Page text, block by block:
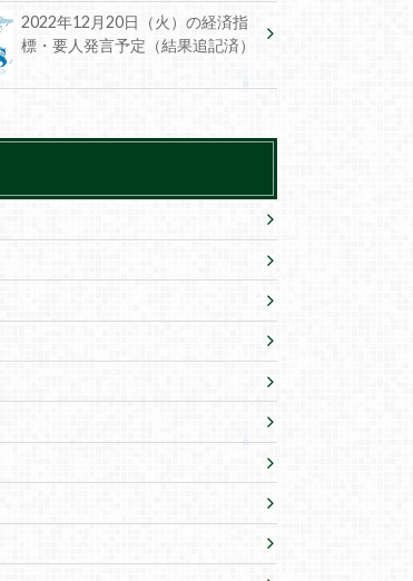
2022年12月20日（火）の経済指
標・要人発言予定（結果追記済）